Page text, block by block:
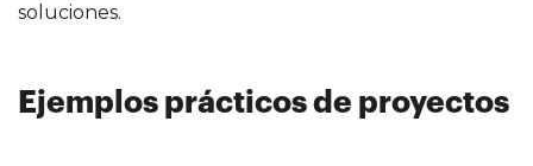
soluciones.
Ejemplos prácticos de proyectos